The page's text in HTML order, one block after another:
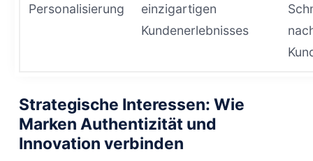
Personalisierung
einzigartigen
Kundenerlebnisses
Strategische Interessen: Wie
Marken Authentizität und
Innovation verbinden